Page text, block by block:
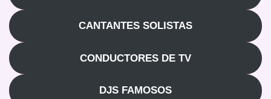
CANTANTES SOLISTAS
CONDUCTORES DE TV
DJS FAMOSOS